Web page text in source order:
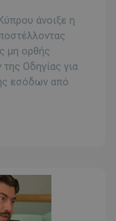
άνοιξε η
μη ορθής
Οδηγίας για
εσόδων από